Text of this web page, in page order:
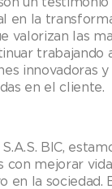
en la
valorizan las
trabajando
innovadoras y
en el cliente.
BIC,
con mejorar
en la sociedad.